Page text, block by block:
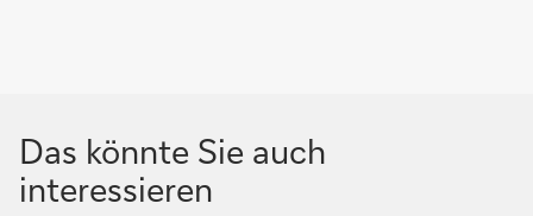
Das könnte Sie auch
interessieren